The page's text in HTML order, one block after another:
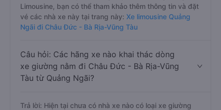
Limousine, bạn có thể tham khảo thêm thông tin và đặt
vé các nhà xe này tại trang này: Xe limousine Quảng
Ngãi đi Châu Đức - Bà Rịa-Vũng Tàu
Câu hỏi: Các hãng xe nào khai thác dòng
xe giường nằm đi Châu Đức - Bà Rịa-Vũng
Tàu từ Quảng Ngãi?
Trả lời: Hiện tại chưa có nhà xe nào có loại xe giường